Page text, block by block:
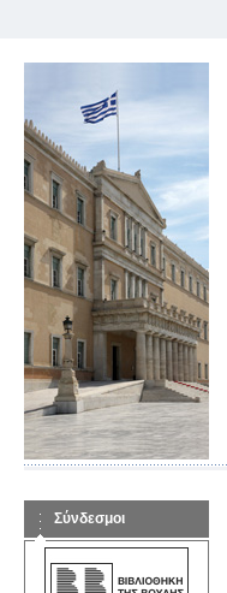
Σύνδεσμοι